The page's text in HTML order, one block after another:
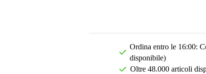
Ordina entro le 16:00:
disponibile)
Oltre 48.000 articoli